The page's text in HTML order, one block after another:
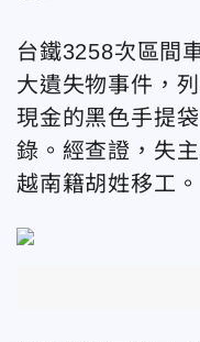
台鐵3258次區間
大遺失物事件 ，
現金的黑色手提
錄。經查證，失
越南籍胡姓移工。